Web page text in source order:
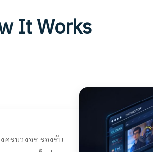
It Works
ครบวงจร รองรับ